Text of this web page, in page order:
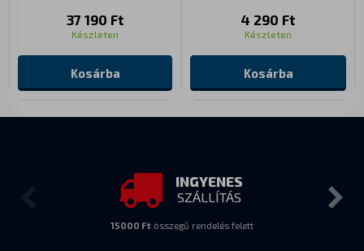
37 190 Ft
Készleten
Kosárba
4 290 Ft
Készleten
Kosárba
INGYENES
SZÁLLÍTÁS
15000 Ft összegű rendelés felett